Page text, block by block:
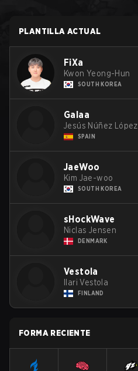
PLANTILLA ACTUAL
FiXa
Kwon Yeong-Hun
SOUTH KOREA
Galaa
Jesús Núñez López
SPAIN
JaeWoo
Kim Jae-woo
SOUTH KOREA
sHockWave
Niclas Jensen
DENMARK
Vestola
Ilari Vestola
FINLAND
FORMA RECIENTE